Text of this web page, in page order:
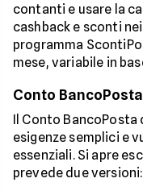
contanti e usare la
cashback e sconti
programma
mese, variabile in
Conto
Il Conto BancoPosta
esigenze semplici e
essenziali. Si apre
prevede due versioni: